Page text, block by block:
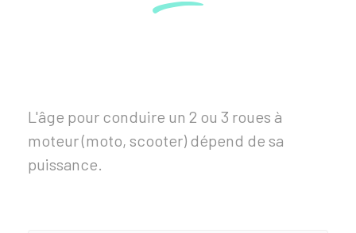
L'âge pour conduire un 2 ou 3 roues à
moteur (moto, scooter) dépend de sa
puissance.